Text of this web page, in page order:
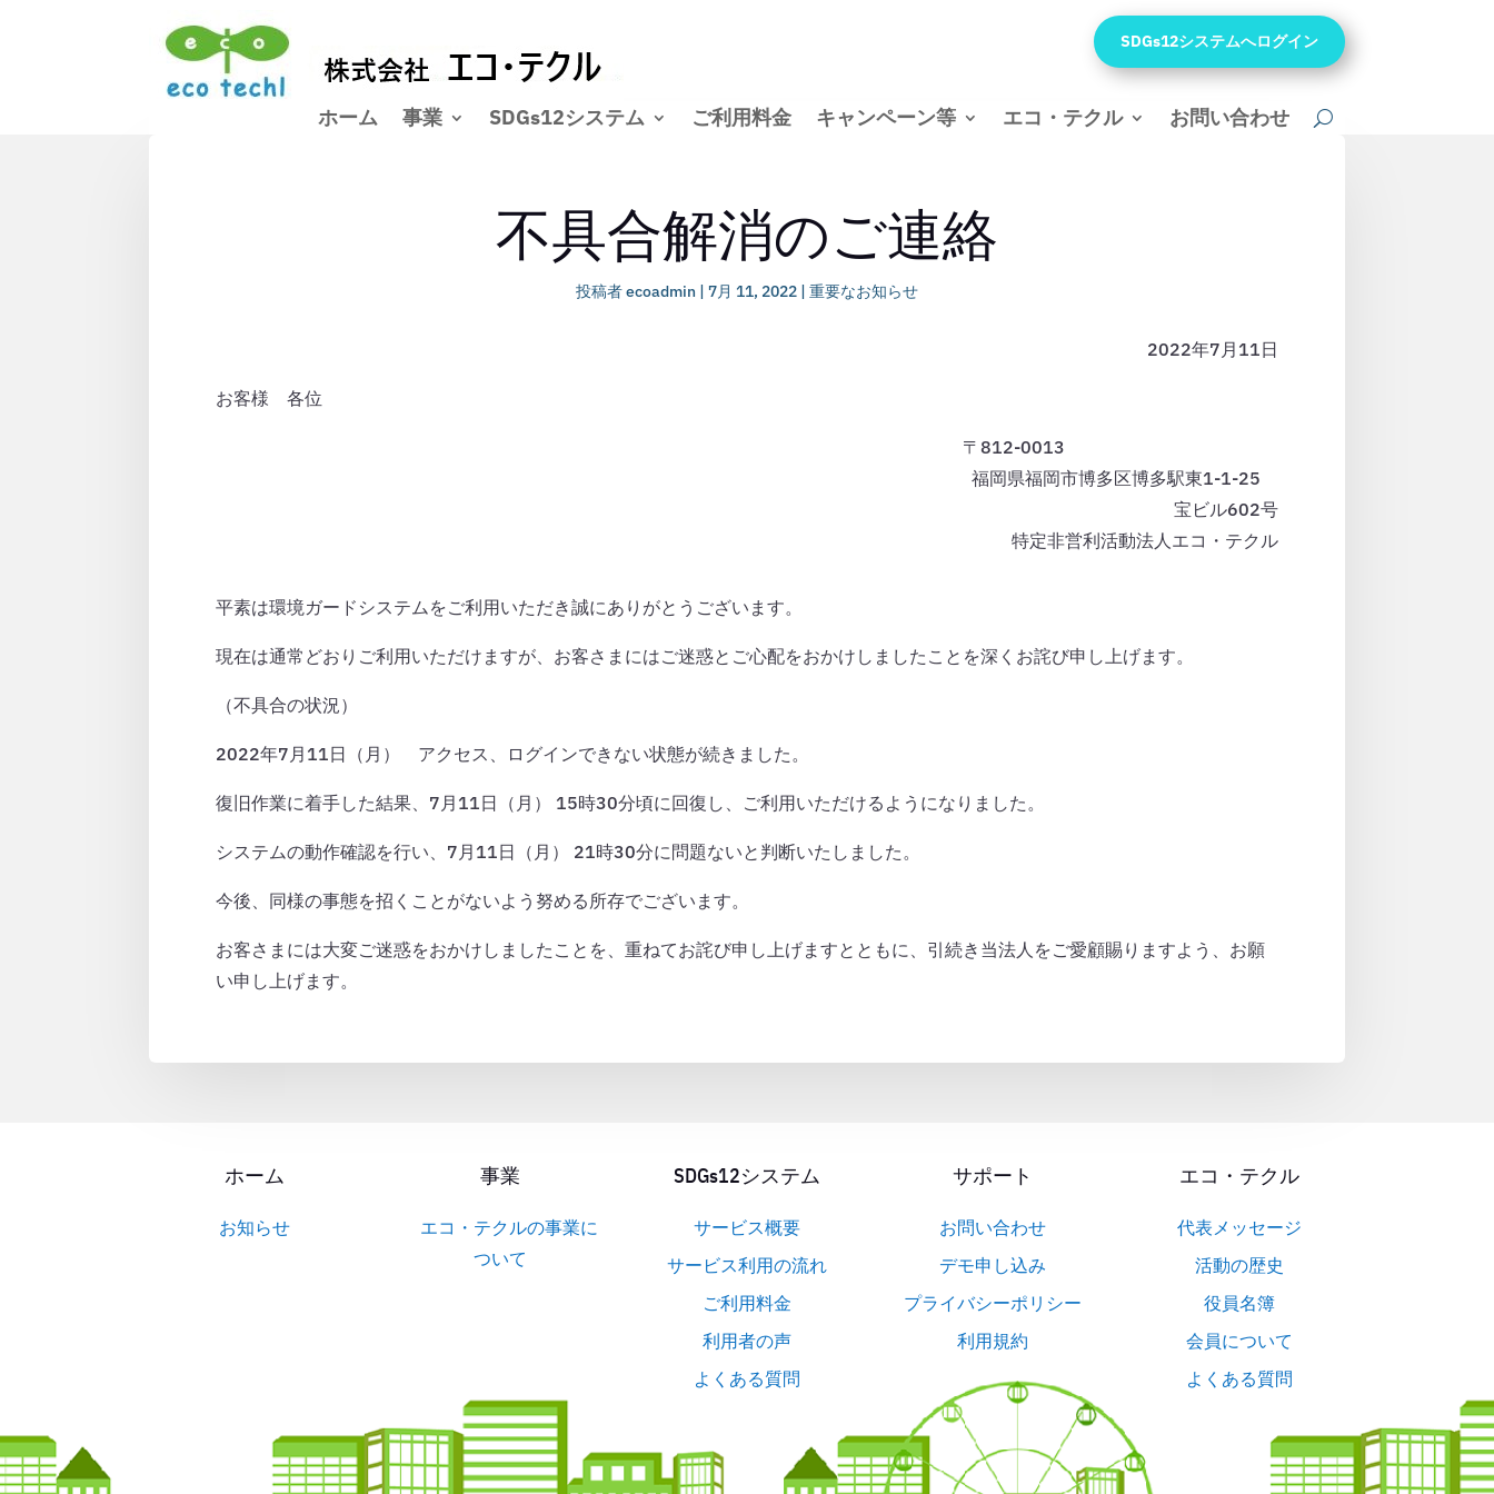
SDGs12システムへログイン
ホーム 事業 SDGs12システム ご利用料金 キャンペーン等 エコ・テクル お問い合わせ
不具合解消のご連絡
投稿者ecoadmin | 7月 11, 2022 | 重要なお知らせ
2022年7月11日
お客様 各位
〒812-0013
福岡県福岡市博多区博多駅東1-1-25
宝ビル602号
特定非営利活動法人エコ・テクル
平素は環境ガードシステムをご利用いただき誠にありがとうございます。
現在は通常どおりご利用いただけますが、お客さまにはご迷惑とご心配をおかけしましたことを深くお詫び申し上げます。
（不具合の状況）
2022年7月11日（月） アクセス、ログインできない状態が続きました。
復旧作業に着手した結果、7月11日（月） 15時30分頃に回復し、ご利用いただけるようになりました。
システムの動作確認を行い、7月11日（月） 21時30分に問題ないと判断いたしました。
今後、同様の事態を招くことがないよう努める所存でございます。
お客さまには大変ご迷惑をおかけしましたことを、重ねてお詫び申し上げますとともに、引続き当法人をご愛顧賜りますよう、お願
い申し上げます。
ホーム
お知らせ
事業
エコ・テクルの事業に
ついて
SDGs12システム
サービス概要
サービス利用の流れ
ご利用料金
利用者の声
よくある質問
サポート
お問い合わせ
デモ申し込み
プライバシーポリシー
利用規約
エコ・テクル
代表メッセージ
活動の歴史
役員名簿
会員について
よくある質問